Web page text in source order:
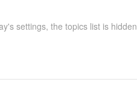
settings, the topics list is hidden